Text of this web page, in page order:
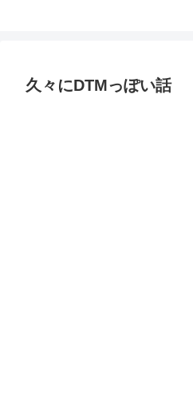
久々にDTMっぽい話